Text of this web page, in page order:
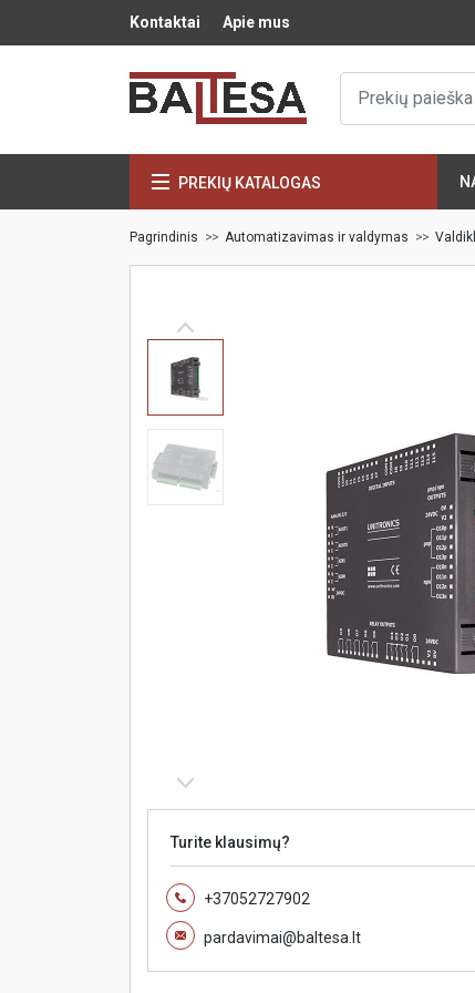
Kontaktai Apie mus
PREKIŲ KATALOGAS
Pagrindinis Automatizavimas ir valdymas
Turite klausimų?
+37052727902
pardavimai@baltesa.lt